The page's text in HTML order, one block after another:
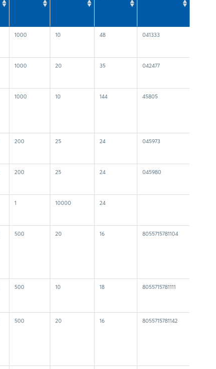
1000 10 48 041333
1000 20 35 042477
1000 10 144 45805
200 25 24 045973
200 25 24 045980
1 10000 24
500 20 16 8055715781104
500 10 18 8055715781111
500 20 16 8055715781142